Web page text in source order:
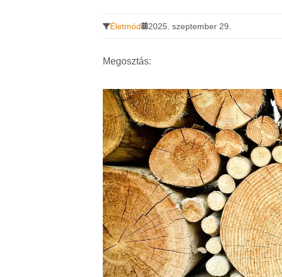
Életmód 2025. szeptember 29.
Megosztás: